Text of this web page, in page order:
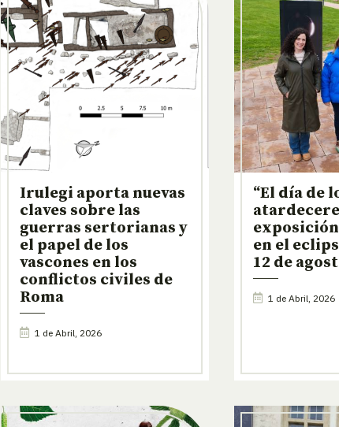
Irulegi aporta nuevas
claves sobre las
guerras sertorianas y
el papel de los
vascones en los
conflictos civiles de
Roma
1 de Abril, 2026
“El día de
en el
12 de
1 de Abril, 2026